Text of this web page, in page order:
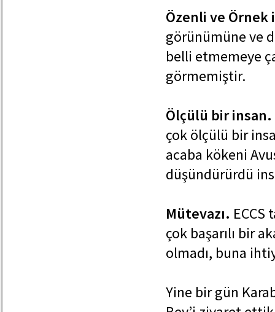
Özenli ve
görünümüne ve
belli etmemeye
görmemiştir.
Ölçülü bir insan.
çok ölçülü bir
acaba kökeni
düşündürürdü
Mütevazı.
çok başarılı bir
olmadı, buna
Yine bir gün